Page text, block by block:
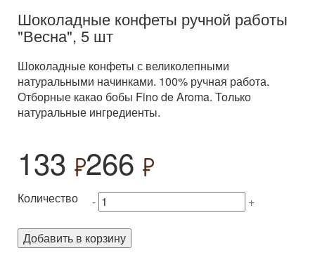
Шоколадные конфеты ручной работы
"Весна", 5 шт
Шоколадные конфеты с великолепными
натуральными начинками. 100% ручная работа.
Отборные какао бобы Fino de Aroma. Только
натуральные ингредиенты.
133 266
Количество - +
Добавить в корзину